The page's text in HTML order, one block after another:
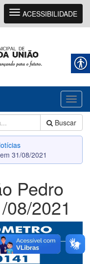
Navegação
ACESSIBILIDADE
Buscar
31/08/2021
Pedro
2021